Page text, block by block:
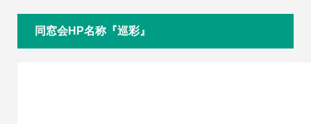
同窓会HP名称『巡彩』